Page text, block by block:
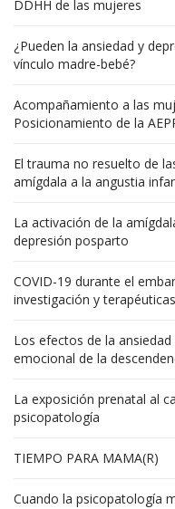
DDHH de las mujeres
¿Pueden la ansiedad y
vínculo madre-bebé?
Acompañamiento a las
Posicionamiento de la
El trauma no resuelto de
amígdala a la angustia
La activación de la
depresión posparto
COVID-19 durante el
investigación y terapéuticas
Los efectos de la
emocional de la
La exposición prenatal al
psicopatología
TIEMPO PARA MAMA(R)
Cuando la psicopatología